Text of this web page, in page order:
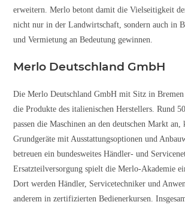
erweitern. Merlo betont damit die Vielseitigkeit
nicht nur in der Landwirtschaft, sondern auch in
und Vermietung an Bedeutung gewinnen.
Merlo Deutschland GmbH
Die Merlo Deutschland GmbH mit Sitz in
die Produkte des italienischen Herstellers. Rund
passen die Maschinen an den deutschen Markt an,
Grundgeräte mit Ausstattungsoptionen und
betreuen ein bundesweites Händler- und
Ersatzteilversorgung spielt die Merlo-Akademie
Dort werden Händler, Servicetechniker und
anderem in zertifizierten Bedienerkursen.